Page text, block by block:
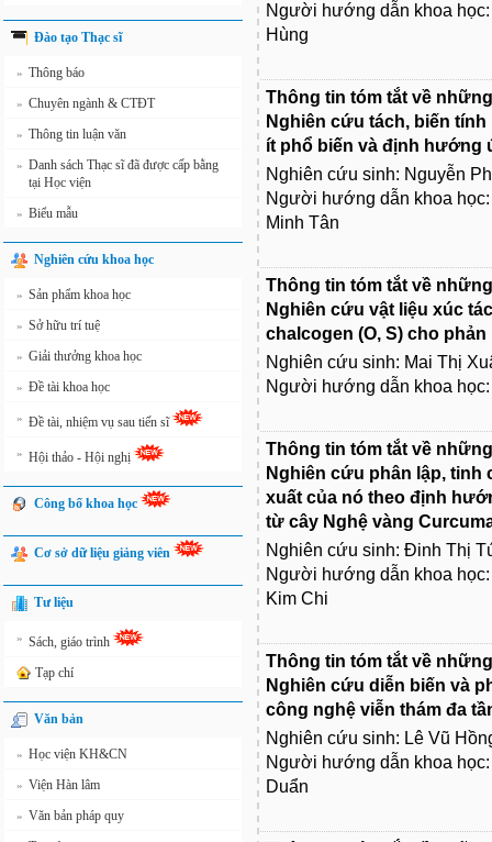
Đào tạo Thạc sĩ
» Thông báo
» Chuyên ngành & CTĐT
» Thông tin luận văn
» Danh sách Thạc sĩ đã được cấp bằng
tại Học viện
» Biểu mẫu
Nghiên cứu khoa học
» Sản phẩm khoa học
» Sở hữu trí tuệ
» Giải thưởng khoa học
» Đề tài khoa học
» Đề tài, nhiệm vụ sau tiến sĩ
» Hội thảo - Hội nghị
Công bố khoa học
Cơ sở dữ liệu giảng viên
Tư liệu
» Sách, giáo trình
Tạp chí
Văn bản
» Học viện KH&CN
» Viện Hàn lâm
» Văn bản pháp quy
Người hướng dẫn khoa
Hùng
Thông tin tóm tắt về
Nghiên cứu tách, biến
ít phổ biến và định hướng
Nghiên cứu sinh: Nguyễn
Người hướng dẫn khoa
Minh Tân
Thông tin tóm tắt về
Nghiên cứu vật liệu xúc
chalcogen (O, S) cho
Nghiên cứu sinh: Mai Thị
Người hướng dẫn khoa
Thông tin tóm tắt về
Nghiên cứu phân lập, tinh
xuất của nó theo định
từ cây Nghệ vàng
Nghiên cứu sinh: Đinh Thị
Người hướng dẫn khoa
Kim Chi
Thông tin tóm tắt về
Nghiên cứu diễn biến và
công nghệ viễn thám đa
Nghiên cứu sinh: Lê Vũ
Người hướng dẫn khoa
Duẩn